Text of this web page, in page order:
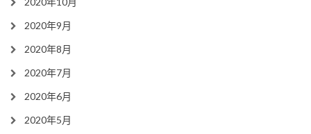
2020年9月
2020年8月
2020年7月
2020年6月
2020年5月